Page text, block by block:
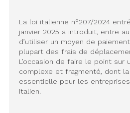
La loi italienne n°207/2024
janvier 2025 a introduit, entre
d’utiliser un moyen de
plupart des frais de
L’occasion de faire le point sur
complexe et fragmenté, dont
essentielle pour les
italien.